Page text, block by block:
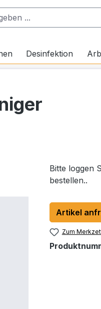
Desinfektion
Bitte loggen
bestellen..
Artikel
Zum